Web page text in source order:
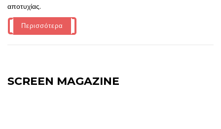
αποτυχίας.
Περισσότερα
SCREEN MAGAZINE